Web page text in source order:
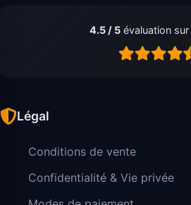
4.5 / 5 évaluation
Légal
Conditions de vente
Confidentialité & Vie privée